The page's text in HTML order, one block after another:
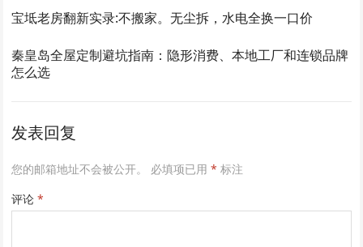
宝坻老房翻新实录:不搬家。无尘拆，水电全换一口价
秦皇岛全屋定制避坑指南：隐形消费、本地工厂和连锁品牌
怎么选
发表回复
您的邮箱地址不会被公开。 必填项已用* 标注
评论*